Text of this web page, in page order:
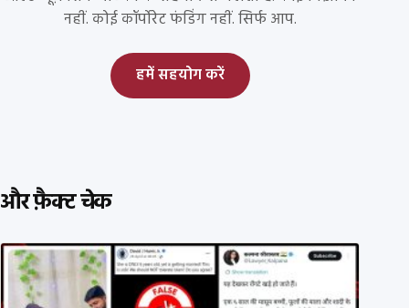
नहीं. कोई कॉर्पोरेट फंडिंग नहीं. सिर्फ आप.
हमें सहयोग करें
और फ़ैक्ट चेक